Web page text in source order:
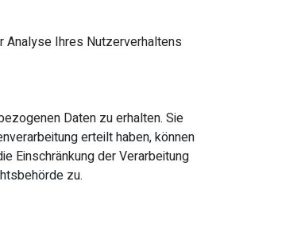
Analyse Ihres Nutzerverhaltens
Daten zu erhalten. Sie
erteilt haben, können
Einschränkung der Verarbeitung
zu.